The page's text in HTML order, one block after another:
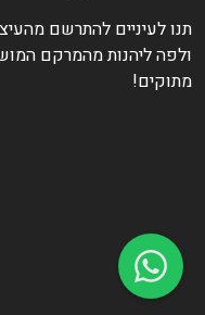
תנו לעיניים להתרשם
ולפה ליהנות מהמרקם
מתוקים!